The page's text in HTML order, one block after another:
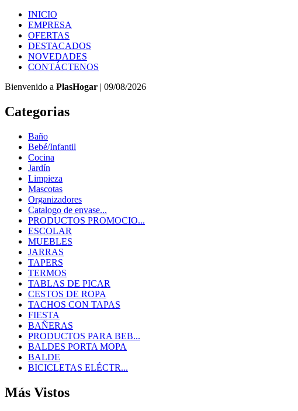
INICIO
EMPRESA
OFERTAS
DESTACADOS
NOVEDADES
CONTÁCTENOS
Bienvenido a PlasHogar | 09/08/2026
Categorias
Baño
Bebé/Infantil
Cocina
Jardín
Limpieza
Mascotas
Organizadores
Catalogo de envase...
PRODUCTOS PROMOCIO...
ESCOLAR
MUEBLES
JARRAS
TAPERS
TERMOS
TABLAS DE PICAR
CESTOS DE ROPA
TACHOS CON TAPAS
FIESTA
BAÑERAS
PRODUCTOS PARA BEB...
BALDES PORTA MOPA
BALDE
BICICLETAS ELÉCTR...
Más Vistos